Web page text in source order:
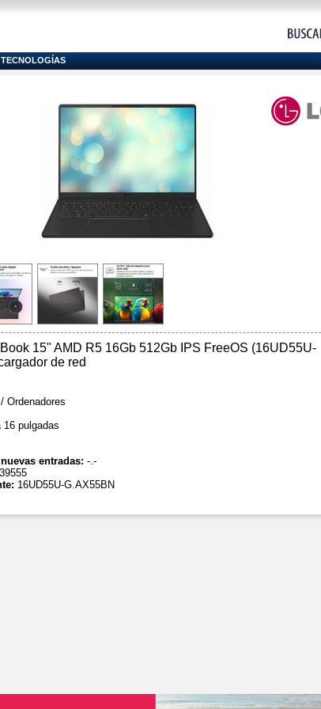
15" AMD R5 16Gb 512Gb IPS FreeOS (16UD55U-
de red
Ordenadores
16 pulgadas
entradas: -.-
16UD55U-G.AX55BN